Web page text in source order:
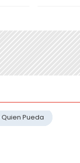
Pueda